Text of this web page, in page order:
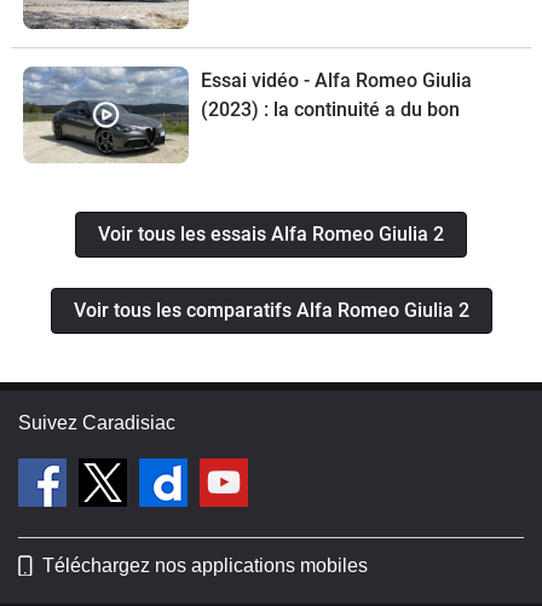
Essai vidéo - Alfa Romeo Giulia
(2023) : la continuité a du bon
Voir tous les essais Alfa Romeo Giulia 2
Voir tous les comparatifs Alfa Romeo Giulia 2
Suivez Caradisiac
Téléchargez nos applications mobiles